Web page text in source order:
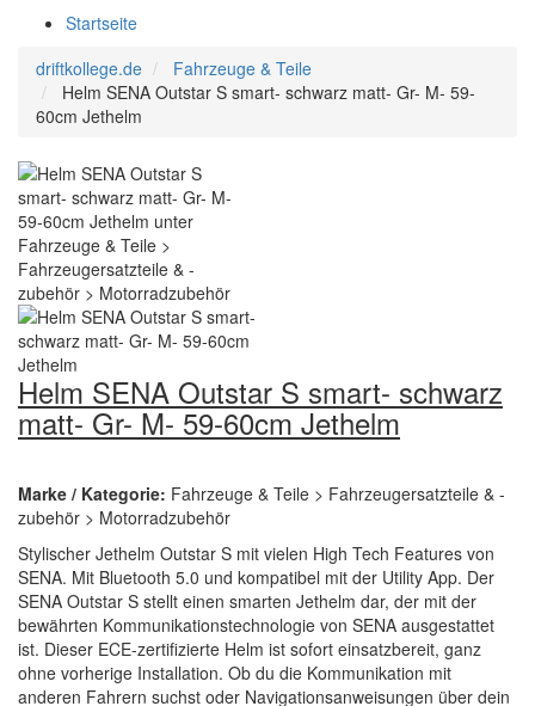
Startseite
driftkollege.de
Fahrzeuge & Teile
Helm SENA Outstar S smart- schwarz matt- Gr- M- 59-
60cm Jethelm
Helm SENA Outstar S smart- schwarz
matt- Gr- M- 59-60cm Jethelm
Marke / Kategorie: Fahrzeuge & Teile > Fahrzeugersatzteile & -
zubehör > Motorradzubehör
Stylischer Jethelm Outstar S mit vielen High Tech Features von
SENA. Mit Bluetooth 5.0 und kompatibel mit der Utility App. Der
SENA Outstar S stellt einen smarten Jethelm dar, der mit der
bewährten Kommunikationstechnologie von SENA ausgestattet
ist. Dieser ECE-zertifizierte Helm ist sofort einsatzbereit, ganz
ohne vorherige Installation. Ob du die Kommunikation mit
anderen Fahrern suchst oder Navigationsanweisungen über dein